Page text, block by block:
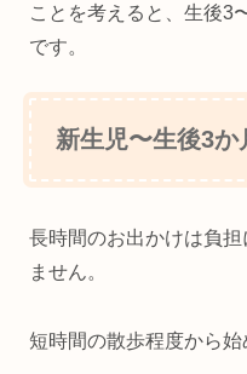
ことを考えると、生後3
です。
新生児〜生後3か
長時間のお出かけは負
ません。
短時間の散歩程度から始